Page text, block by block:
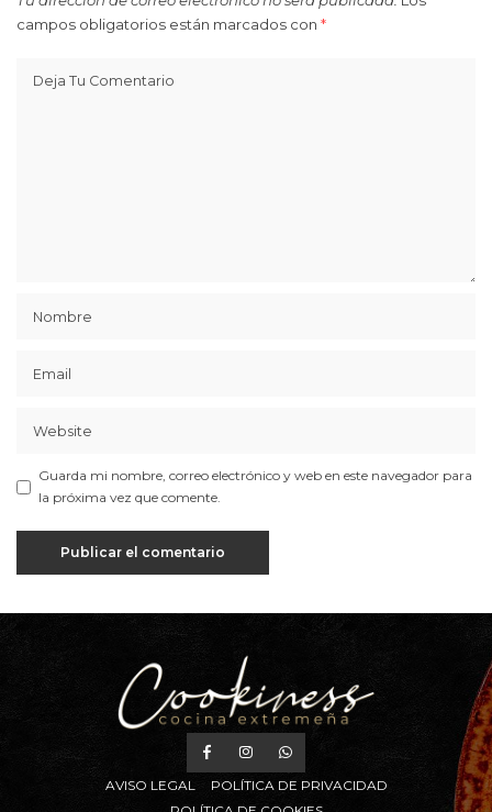
campos obligatorios están marcados con *
Guarda mi nombre, correo electrónico y web en este navegador para
la próxima vez que comente.
AVISO LEGAL
POLÍTICA DE PRIVACIDAD